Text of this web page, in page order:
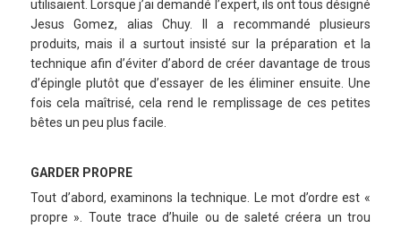
utilisaient. Lorsque j’ai demandé l’expert, ils ont tous désigné
Jesus Gomez, alias Chuy. Il a recommandé plusieurs
produits, mais il a surtout insisté sur la préparation et la
technique afin d’éviter d’abord de créer davantage de trous
d’épingle plutôt que d’essayer de les éliminer ensuite. Une
fois cela maîtrisé, cela rend le remplissage de ces petites
bêtes un peu plus facile.
GARDER PROPRE
Tout d’abord, examinons la technique. Le mot d’ordre est «
propre ». Toute trace d’huile ou de saleté créera un trou